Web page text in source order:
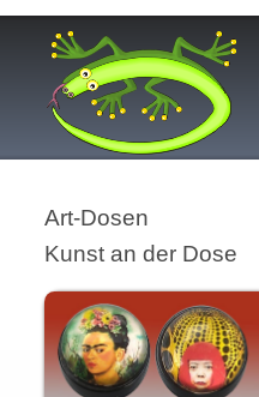
Art-Dosen
Kunst an der Dose